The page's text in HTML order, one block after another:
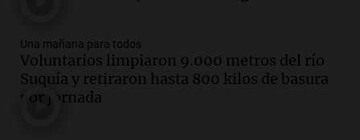
Audio.
Una nutricionista derribó el mito
del desayuno ideal: qué alimentos
conviene priorizar
Una mañana para todos
Una mañana para todos
Voluntarios limpiaron 9.000 metros del río
Suquía y retiraron hasta 800 kilos de basura
por jornada